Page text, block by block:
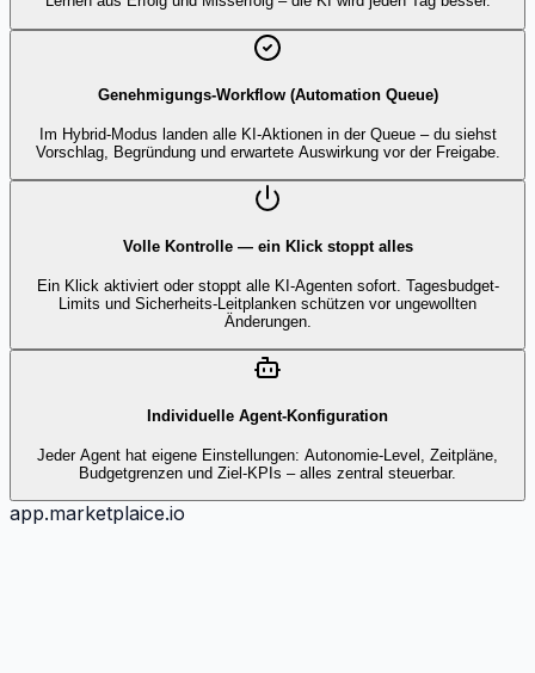
Genehmigungs-Workflow (Automation Queue)
Im Hybrid-Modus landen alle KI-Aktionen in der Queue – du siehst
Vorschlag, Begründung und erwartete Auswirkung vor der Freigabe.
Volle Kontrolle — ein Klick stoppt alles
Ein Klick aktiviert oder stoppt alle KI-Agenten sofort. Tagesbudget-
Limits und Sicherheits-Leitplanken schützen vor ungewollten
Änderungen.
Individuelle Agent-Konfiguration
Jeder Agent hat eigene Einstellungen: Autonomie-Level, Zeitpläne,
Budgetgrenzen und Ziel-KPIs – alles zentral steuerbar.
app.marketplaice.io